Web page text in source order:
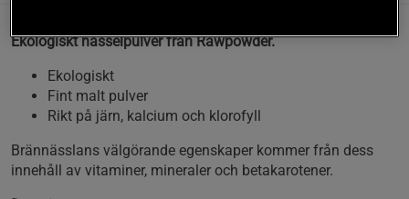
Ekologiskt nässelpulver från Rawpowder.
Ekologiskt
Fint malt pulver
Rikt på järn, kalcium och klorofyll
Brännässlans välgörande egenskaper kommer från dess
innehåll av vitaminer, mineraler och betakarotener.